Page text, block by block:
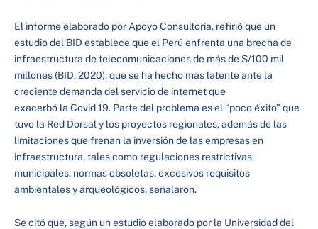
El informe elaborado por Apoyo Consultoría, refirió que un
estudio del BID establece que el Perú enfrenta una brecha de
infraestructura de telecomunicaciones de más de S/100 mil
millones (BID, 2020), que se ha hecho más latente ante la
creciente demanda del servicio de internet que
exacerbó la Covid 19. Parte del problema es el “poco éxito” que
tuvo la Red Dorsal y los proyectos regionales, además de las
limitaciones que frenan la inversión de las empresas en
infraestructura, tales como regulaciones restrictivas
municipales, normas obsoletas, excesivos requisitos
ambientales y arqueológicos, señalaron.
Se citó que, según un estudio elaborado por la Universidad del